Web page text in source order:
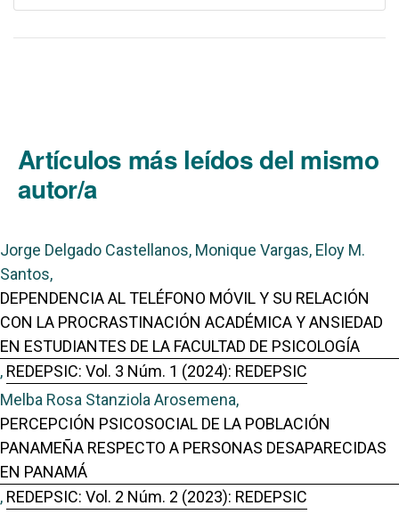
Artículos más leídos del mismo
autor/a
Jorge Delgado Castellanos, Monique Vargas, Eloy M.
Santos,
DEPENDENCIA AL TELÉFONO MÓVIL Y SU RELACIÓN
CON LA PROCRASTINACIÓN ACADÉMICA Y ANSIEDAD
EN ESTUDIANTES DE LA FACULTAD DE PSICOLOGÍA
, REDEPSIC: Vol. 3 Núm. 1 (2024): REDEPSIC
Melba Rosa Stanziola Arosemena,
PERCEPCIÓN PSICOSOCIAL DE LA POBLACIÓN
PANAMEÑA RESPECTO A PERSONAS DESAPARECIDAS
EN PANAMÁ
, REDEPSIC: Vol. 2 Núm. 2 (2023): REDEPSIC